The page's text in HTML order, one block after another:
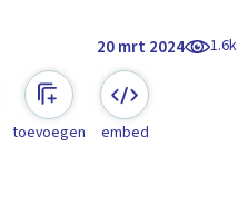
20 mrt 2024 1.6k
toevoegen embed